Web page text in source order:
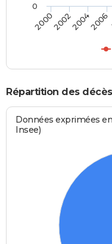
2000200220042006
0
Répartition des
Données exprimées
Insee)